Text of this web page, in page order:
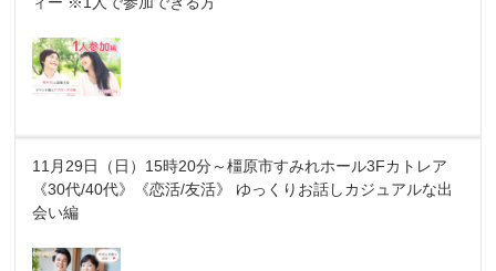
11月29日（日）15時20分～橿原市すみれホール3Fカトレア
《30代/40代》《恋活/友活》 ゆっくりお話しカジュアルな出
会い編